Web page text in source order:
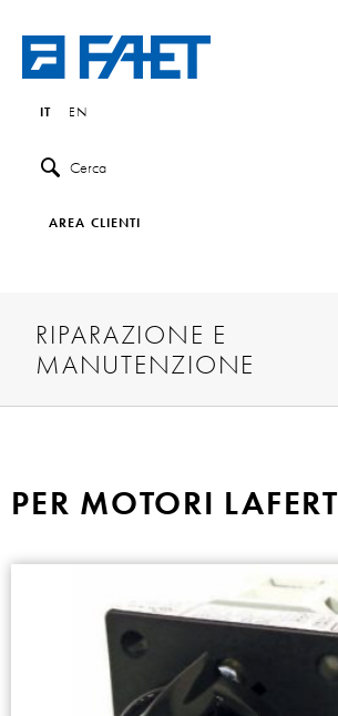
IT EN
Cerca
AREA CLIENTI
RIPARAZIONE E
MANUTENZIONE
PER MOTORI LAFERT